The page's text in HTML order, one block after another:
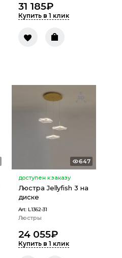
31 185₽
Купить в 1 клик
647
доступен к заказу
Люстра Jellyfish 3 на
диске
Art: L1362-31
Люстры
24 055₽
Купить в 1 клик